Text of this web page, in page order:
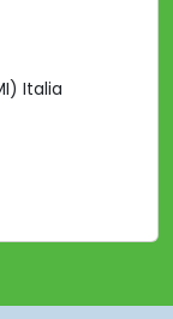
Italia